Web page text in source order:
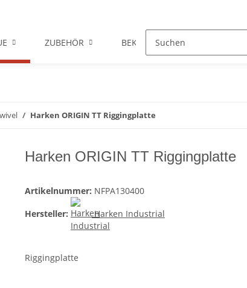
ZUBEHÖR BEKLEIDUNG
Harken ORIGIN TT Riggingplatte
Harken ORIGIN TT Riggingplatte
Artikelnummer: NFPA130400
Hersteller:
Harken Industrial
Riggingplatte